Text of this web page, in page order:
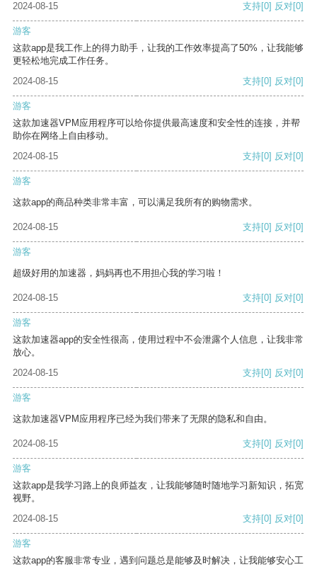
2024-08-15
支持[0] 反对[0]
游客
这款app是我工作上的得力助手，让我的工作效率提高了50%，让我能够
更轻松地完成工作任务。
2024-08-15
支持[0] 反对[0]
游客
这款加速器VPM应用程序可以给你提供最高速度和安全性的连接，并帮
助你在网络上自由移动。
2024-08-15
支持[0] 反对[0]
游客
这款app的商品种类非常丰富，可以满足我所有的购物需求。
2024-08-15 支持[0] 反对[0]
游客
超级好用的加速器，妈妈再也不用担心我的学习啦！
2024-08-15 支持[0] 反对[0]
游客
这款加速器app的安全性很高，使用过程中不会泄露个人信息，让我非常
放心。
2024-08-15
支持[0] 反对[0]
游客
这款加速器VPM应用程序已经为我们带来了无限的隐私和自由。
2024-08-15 支持[0] 反对[0]
游客
这款app是我学习路上的良师益友，让我能够随时随地学习新知识，拓宽
视野。
2024-08-15
支持[0] 反对[0]
游客
这款app的客服非常专业，遇到问题总是能够及时解决，让我能够安心工